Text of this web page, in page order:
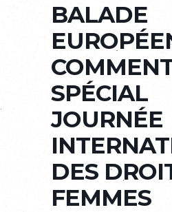
BALADE
SPÉCIAL
JOURNÉE
DES
FEMMES